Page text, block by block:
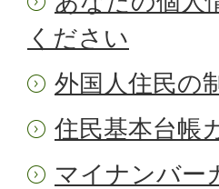
ください
外国人住民の
住民基本台帳
マイナンバー